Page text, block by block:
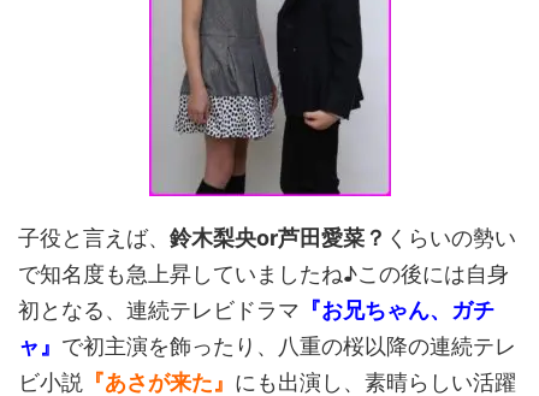
子役と言えば、 鈴木梨央or芦田愛菜？ くらいの勢い
で知名度も急上昇していましたね♪この後には自身
初となる、連続テレビドラマ 『お兄ちゃん、ガチ
ャ』 で初主演を飾ったり、八重の桜以降の連続テレ
ビ小説 『あさが来た』 にも出演し、素晴らしい活躍